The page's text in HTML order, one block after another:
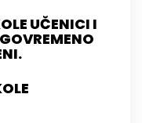
UČENICI I